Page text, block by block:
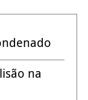
na